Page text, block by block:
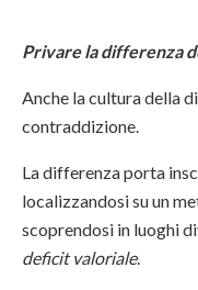
Privare la differenza
Anche la cultura della
contraddizione.
La differenza porta
localizzandosi su un
scoprendosi in luoghi
deficit valoriale.